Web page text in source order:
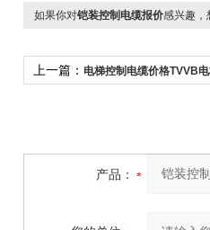
如果你对铠装控制电缆报价感兴趣，
上一篇： 电梯控制电缆价格TVVB
产品：